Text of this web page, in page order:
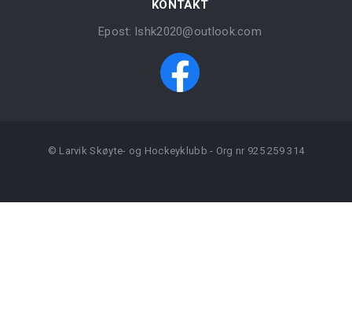
KONTAKT
Epost:lshk2020@outlook.com
© Larvik Skøyte- og Hockeyklubb - Org nr 925 259 314